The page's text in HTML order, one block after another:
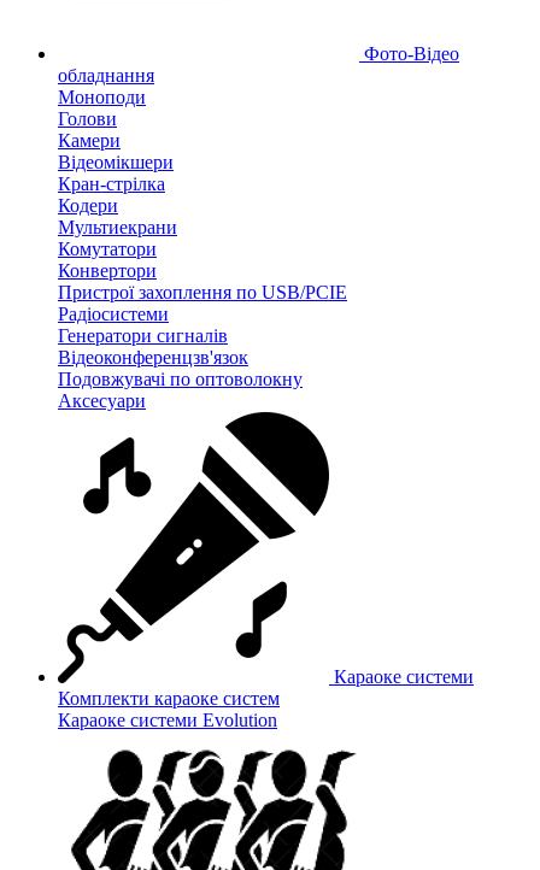
Фото-Відео
обладнання
Моноподи
Голови
Камери
Відеомікшери
Кран-стрілка
Кодери
Мультиекрани
Комутатори
Конвертори
Пристрої захоплення по USB/PCIE
Радіосистеми
Генератори сигналів
Відеоконференцзв'язок
Подовжувачі по оптоволокну
Аксесуари
Караоке системи
Комплекти караоке систем
Караоке системи Evolution